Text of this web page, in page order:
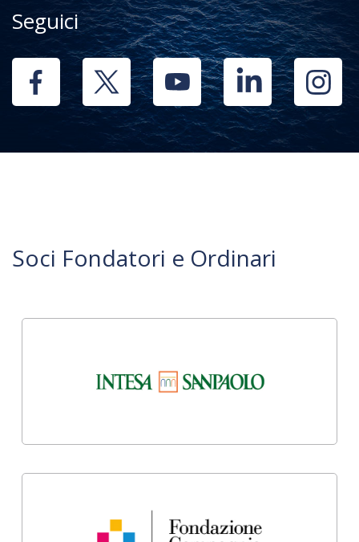
Seguici
Soci Fondatori e Ordinari